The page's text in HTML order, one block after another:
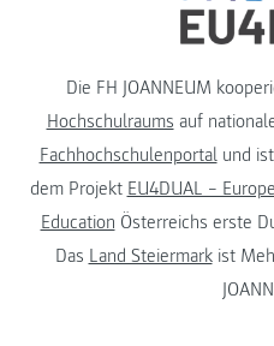
Die FH JOANNEUM
Hochschulraums auf
Fachhochschulenportalund ist
dem Projekt EU4DUAL –
Education Österreichs erste
Das Land Steiermarkist